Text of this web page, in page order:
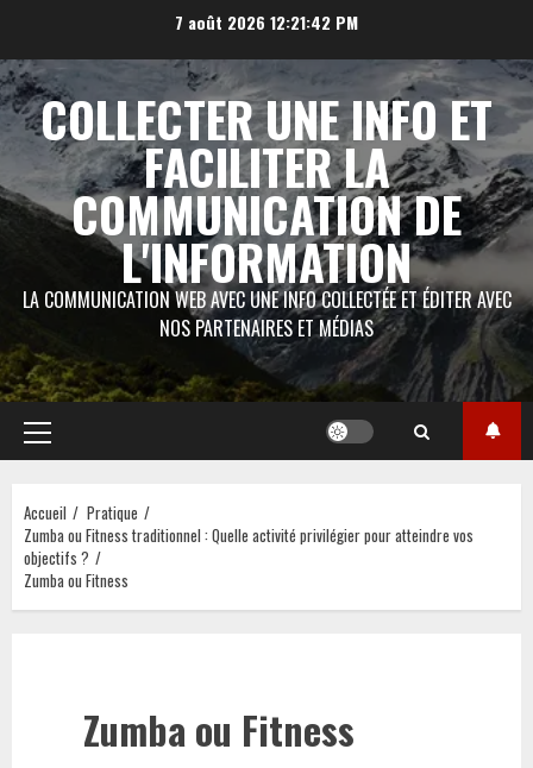
contenu
7 août 2026 12:21:43 PM
COLLECTER UNE INFO ET
FACILITER LA
COMMUNICATION DE
L'INFORMATION
LA COMMUNICATION WEB AVEC UNE INFO COLLECTÉE ET ÉDITER AVEC
NOS PARTENAIRES ET MÉDIAS
Menu
principal
Accueil
Pratique
Zumba ou Fitness traditionnel : Quelle activité privilégier pour atteindre vos
objectifs ?
Zumba ou Fitness
Zumba ou Fitness